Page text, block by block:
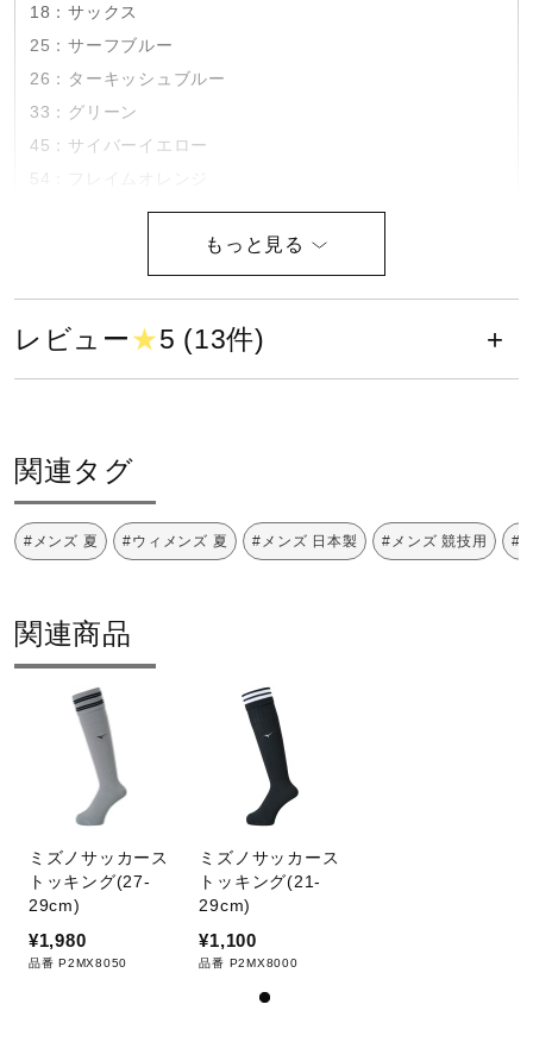
サポーター
健康／エクササイズ
ジュニア／キッズ
メディカル
セール
サポート
直営店一覧
取扱店一覧
18：サックス
25：サーフブルー
26：ターキッシュブルー
33：グリーン
45：サイバーイエロー
62：チャイニーズレッド
72：ホワイト×サーフブルー
79：ホワイト×ブラック
09）14）25）：ナイロン、綿、その他
18）26）33）45）54）62）63）65）68）：ナイロン、ポ
原産国
日本製
発売シーズン
65）2019年春夏
09）14）25）18）26）33）45）54）62）63）68）72）
レビュー★5 (13件)
関連タグ
#メンズ 夏 #ウィメンズ 夏 #メンズ 日本製 #メンズ 競技用 #
関連商品
ミズノサッカース
トッキング(27-
29cm)
¥1,980
品番 P2MX8050
ミズノサッカース
トッキング(21-
29cm)
¥1,100
品番 P2MX8000